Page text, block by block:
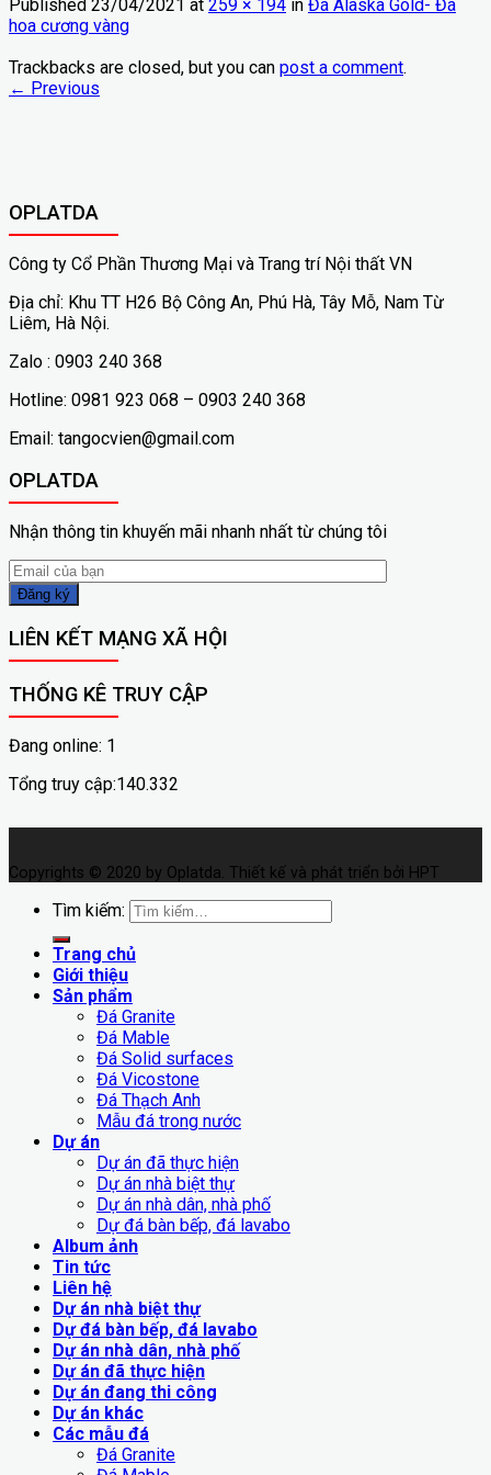
Published 23/04/2021 at 259 × 194 in Đá Alaska Gold- Đá
hoa cương vàng
Trackbacks are closed, but you can post a comment.
← Previous
OPLATDA
Công ty Cổ Phần Thương Mại và Trang trí Nội thất VN
Địa chỉ: Khu TT H26 Bộ Công An, Phú Hà, Tây Mỗ, Nam Từ
Liêm, Hà Nội.
Zalo : 0903 240 368
Hotline: 0981 923 068 – 0903 240 368
Email: tangocvien@gmail.com
OPLATDA
Nhận thông tin khuyến mãi nhanh nhất từ chúng tôi
LIÊN KẾT MẠNG XÃ HỘI
THỐNG KÊ TRUY CẬP
Đang online: 1
Tổng truy cập:140.332
Copyrights © 2020 by Oplatda. Thiết kế và phát triển bởi HPT
Tìm kiếm:
Trang chủ
Giới thiệu
Sản phẩm
Đá Granite
Đá Mable
Đá Solid surfaces
Đá Vicostone
Đá Thạch Anh
Mẫu đá trong nước
Dự án
Dự án đã thực hiện
Dự án nhà biệt thự
Dự án nhà dân, nhà phố
Dự đá bàn bếp, đá lavabo
Album ảnh
Tin tức
Liên hệ
Dự án nhà biệt thự
Dự đá bàn bếp, đá lavabo
Dự án nhà dân, nhà phố
Dự án đã thực hiện
Dự án đang thi công
Dự án khác
Các mẫu đá
Đá Granite